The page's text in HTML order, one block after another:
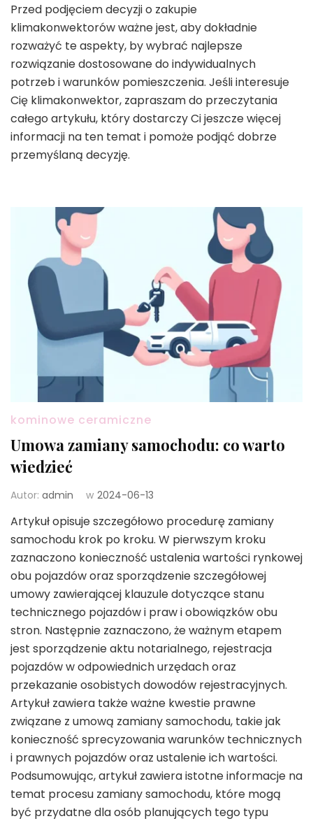
Przed podjęciem decyzji o zakupie
klimakonwektorów ważne jest, aby dokładnie
rozważyć te aspekty, by wybrać najlepsze
rozwiązanie dostosowane do indywidualnych
potrzeb i warunków pomieszczenia. Jeśli interesuje
Cię klimakonwektor, zapraszam do przeczytania
całego artykułu, który dostarczy Ci jeszcze więcej
informacji na ten temat i pomoże podjąć dobrze
przemyślaną decyzję.
kominowe ceramiczne
Umowa zamiany samochodu: co warto
wiedzieć
Autor: admin w 2024-06-13
Artykuł opisuje szczegółowo procedurę zamiany
samochodu krok po kroku. W pierwszym kroku
zaznaczono konieczność ustalenia wartości rynkowej
obu pojazdów oraz sporządzenie szczegółowej
umowy zawierającej klauzule dotyczące stanu
technicznego pojazdów i praw i obowiązków obu
stron. Następnie zaznaczono, że ważnym etapem
jest sporządzenie aktu notarialnego, rejestracja
pojazdów w odpowiednich urzędach oraz
przekazanie osobistych dowodów rejestracyjnych.
Artykuł zawiera także ważne kwestie prawne
związane z umową zamiany samochodu, takie jak
konieczność sprecyzowania warunków technicznych
i prawnych pojazdów oraz ustalenie ich wartości.
Podsumowując, artykuł zawiera istotne informacje na
temat procesu zamiany samochodu, które mogą
być przydatne dla osób planujących tego typu